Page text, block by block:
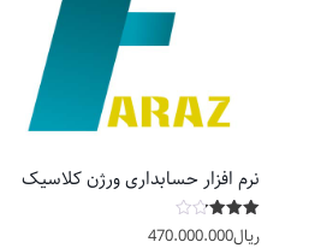
نرم افزار حسابداری ورژن کلاسیک
امتیاز
ریال470.000.000